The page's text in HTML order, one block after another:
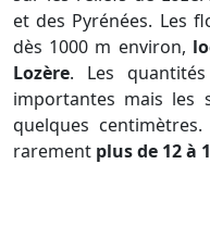
et des Pyrénées. Les
dès 1000 m environ,
Lozère. Les
importantes mais les
quelques
rarement plus de 12 à